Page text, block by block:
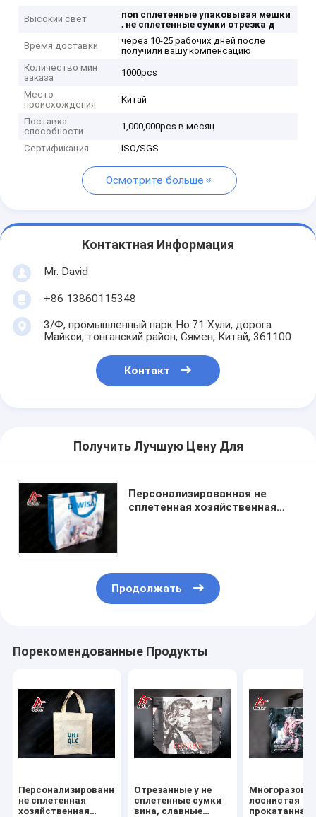
Высокий свет
non сплетенные упаковывая мешки
, не сплетенные сумки отрезка д
Время доставки
через 10-25 рабочих дней после
получили вашу компенсацию
Количество мин
заказа
1000pcs
Место
происхождения
Китай
Поставка
способности
1,000,000pcs в месяц
Сертификация ISO/SGS
Осмотрите больше
Контактная Информация
Mr. David
+86 13860115348
3/Ф, промышленный парк Но.71 Хули, дорога
Майкси, тонганский район, Сямен, Китай, 361100
Контакт
Получить Лучшую Цену Для
Персонализированная не
сплетенная хозяйственная
Продолжать
Порекомендованные Продукты
Персонализированная
не сплетенная
хозяйственная
Отрезанные у не
сплетенные сумки
вина, славные
лоснистая
прокатанная